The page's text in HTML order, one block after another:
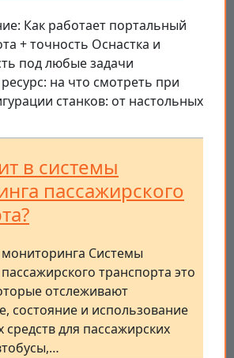
Как работает портальный
+ точность Оснастка и
под любые задачи
на что смотреть при
станков: от настольных
в системы
пассажирского
Системы
транспорта это
отслеживают
состояние и использование
для пассажирских